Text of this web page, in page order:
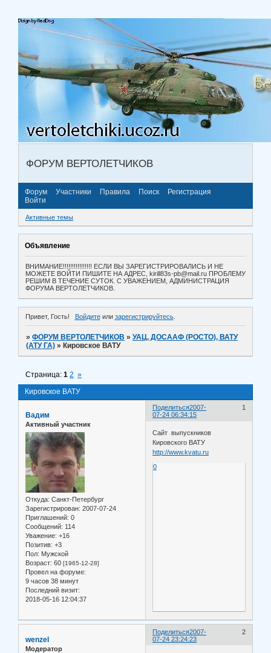
ФОРУМ ВЕРТОЛЕТЧИКОВ
Форум Участники Правила Поиск
Регистрация
Войти
Активные темы
Объявление
ВНИМАНИЕ!!!!!!!!!!!!!!!! ЕСЛИ ВЫ ЗАРЕГИСТРИРОВАЛИСЬ И НЕ
МОЖЕТЕ ВОЙТИ ПИШИТЕ НА АДРЕС, kirill83s-pb@mail.ru ПРОБЛЕМУ
РЕШИМ В ТЕЧЕНИЕ СУТОК. С УВАЖЕНИЕМ, АДМИНИСТРАЦИЯ
ФОРУМА ВЕРТОЛЕТЧИКОВ.
Привет, Гость! Войдитеили зарегистрируйтесь.
»ФОРУМ ВЕРТОЛЕТЧИКОВ »УАЦ, ДОСААФ (РОСТО), ВАТУ
(АТУ ГА) » Кировское ВАТУ
Кировское ВАТУ
Страница:1 2 »
Поделиться 1
2007-
07-24 06:34:15
Вадим
Активный участник
Откуда: Санкт-Петербург
Зарегистрирован: 2007-07-24
Приглашений: 0
Сообщений: 114
Уважение: +16
Позитив: +3
Пол: Мужской
Возраст: 60 [1965-12-28]
Провел на форуме:
9 часов 38 минут
Последний визит:
2018-05-16 12:04:37
Сайт выпускников
Кировского ВАТУ
http://www.kvatu.ru
0
Поделиться 2
2007-
07-24 23:24:23
wenzel
Модератор